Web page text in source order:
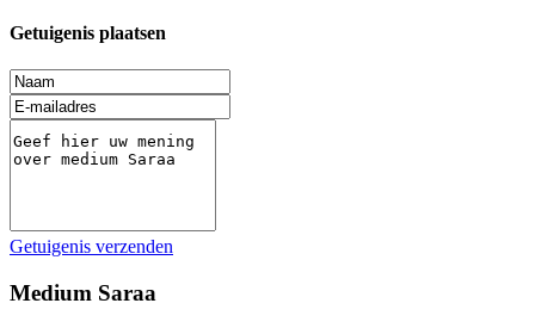
Getuigenis plaatsen
Getuigenis verzenden
Medium Saraa